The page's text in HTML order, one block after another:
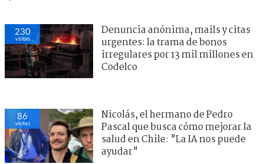
230
visitas
Denuncia anónima, mails y citas
urgentes: la trama de bonos
irregulares por 13 mil millones en
Codelco
86
visitas
Nicolás, el hermano de Pedro
Pascal que busca cómo mejorar la
salud en Chile: "La IA nos puede
ayudar"